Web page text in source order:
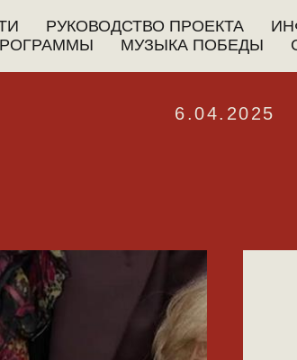
РУКОВОДСТВО ПРОЕКТА
МУЗЫКА ПОБЕДЫ
6.04.2025